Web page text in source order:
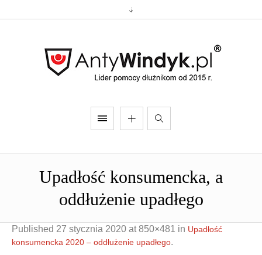
Upadłość konsumencka, a
oddłużenie upadłego
Published 27 stycznia 2020 at 850×481 in Upadłość
konsumencka 2020 – oddłużenie upadłego.